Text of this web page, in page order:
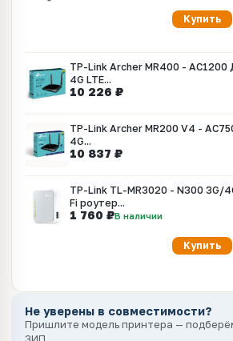
Купить
TP-Link Archer MR400 - AC1200
4G LTE...
10 226 ₽
TP-Link Archer MR200 V4 -
4G...
10 837 ₽
TP-Link TL-MR3020 - N300 3G/
Fi роутер...
1 760 ₽В наличии
Купить
Не уверены в совместимости?
Пришлите модель принтера —